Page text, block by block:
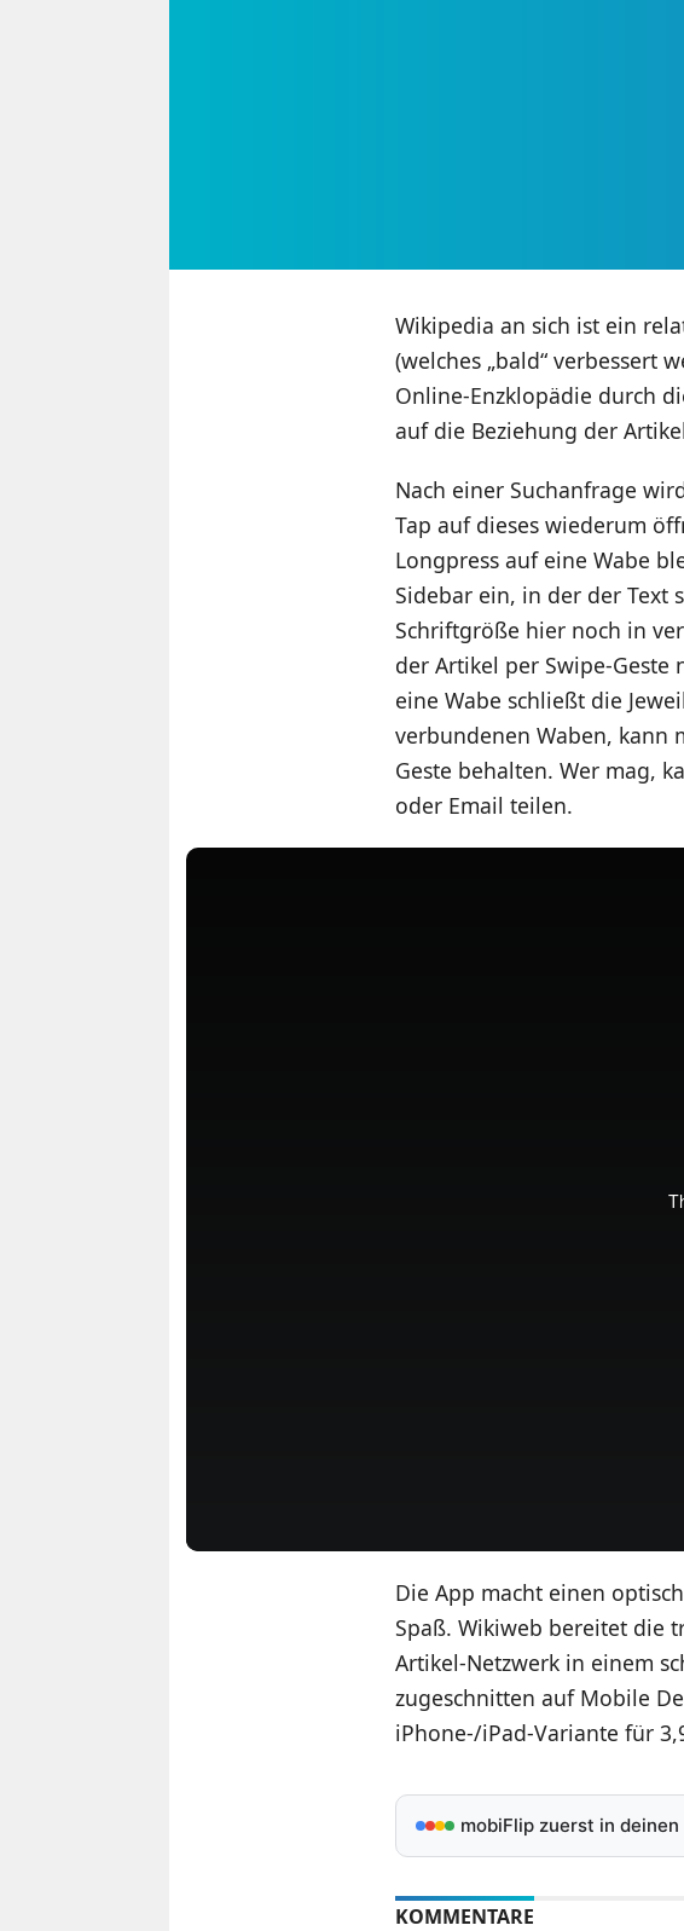
Wikipedia an sich ist ein
(welches „bald“ verbessert
Online-Enzklopädie durch
auf die Beziehung der
Nach einer Suchanfrage
Tap auf dieses wiederum
Longpress auf eine Wabe
Sidebar ein, in der der Text
Schriftgröße hier noch in
der Artikel per Swipe-Geste
eine Wabe schließt die
verbundenen Waben, kann
Geste behalten. Wer mag,
oder Email teilen.
Die App macht einen
Spaß. Wikiweb bereitet die
Artikel-Netzwerk in einem
zugeschnitten auf Mobile
iPhone-/iPad-Variante für
mobiFlip zuerst in deinen
KOMMENTARE